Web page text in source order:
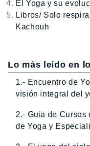
El Yoga y su
Libros/ Solo
Kachouh
Lo más leído en
1.- Encuentro de
visión integral del
2.- Guía de Cursos
de Yoga y